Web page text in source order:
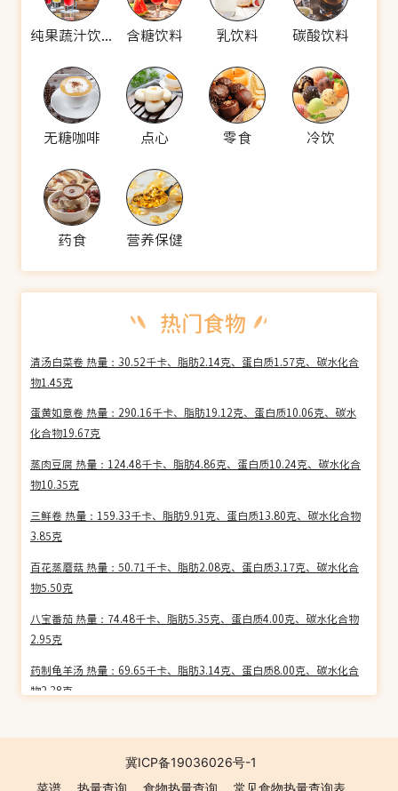
纯果蔬汁饮料 含糖饮料 乳饮料 碳酸饮料
无糖咖啡 点心 零食 冷饮
药食 营养保健
清汤白菜卷 热量：30.52千卡、脂肪2.14克、蛋白质1.57克、碳水化合
物1.45克
蛋黄如意卷 热量：290.16千卡、脂肪19.12克、蛋白质10.06克、碳水
化合物19.67克
蒸肉豆腐 热量：124.48千卡、脂肪4.86克、蛋白质10.24克、碳水化合
物10.35克
三鲜卷 热量：159.33千卡、脂肪9.91克、蛋白质13.80克、碳水化合物
3.85克
百花蒸蘑菇 热量：50.71千卡、脂肪2.08克、蛋白质3.17克、碳水化合
物5.50克
八宝番茄 热量：74.48千卡、脂肪5.35克、蛋白质4.00克、碳水化合物
2.95克
药制龟羊汤 热量：69.65千卡、脂肪3.14克、蛋白质8.00克、碳水化合
物2.38克
合物5.17克
夹沙肉 热量：435.24千卡、脂肪35.11克、蛋白质8.90克、碳水化合物
冀ICP备19036026号-1